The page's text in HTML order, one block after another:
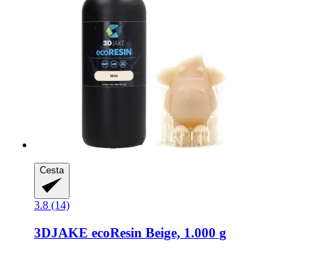
Cesta
3.8 (14)
3DJAKE ecoResin Beige, 1.000 g